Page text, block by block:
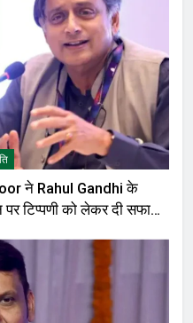
ने Rahul Gandhi के
टिप्पणी को लेकर दी सफाई,